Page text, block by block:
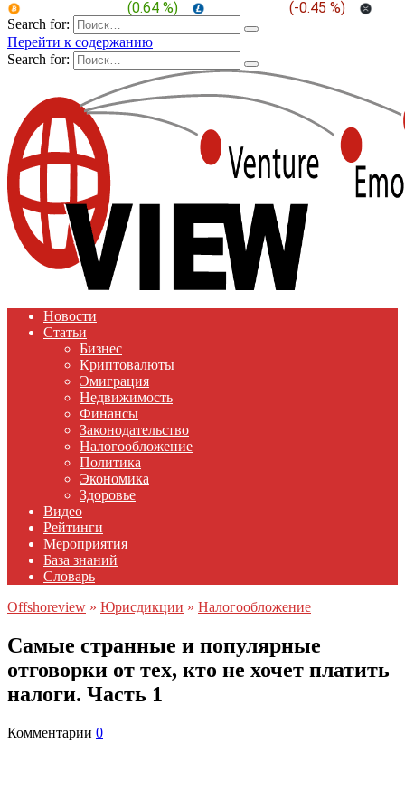
(0.64 %) (-0.45 %)
Search for:
Перейти к содержанию
Search for:
Новости
Статьи
Бизнес
Криптовалюты
Эмиграция
Недвижимость
Финансы
Законодательство
Налогообложение
Политика
Экономика
Здоровье
Видео
Рейтинги
Мероприятия
База знаний
Словарь
Offshoreview » Юрисдикции » Налогообложение
Самые странные и популярные
отговорки от тех, кто не хочет платить
налоги. Часть 1
Комментарии 0